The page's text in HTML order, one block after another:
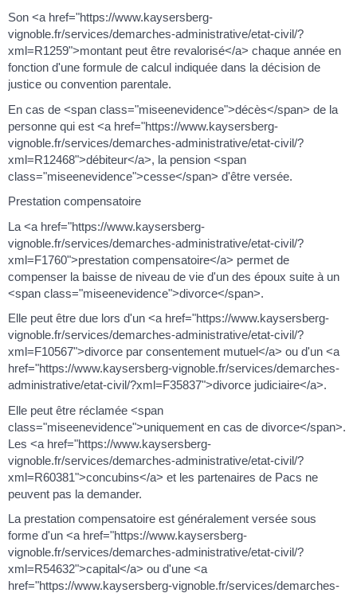
Son <a href="https://www.kaysersberg-
vignoble.fr/services/demarches-administrative/etat-civil/?
xml=R1259">montant peut être revalorisé</a> chaque année en
fonction d'une formule de calcul indiquée dans la décision de
justice ou convention parentale.
En cas de <span class="miseenevidence">décès</span> de la
personne qui est <a href="https://www.kaysersberg-
vignoble.fr/services/demarches-administrative/etat-civil/?
xml=R12468">débiteur</a>, la pension <span
class="miseenevidence">cesse</span> d'être versée.
Prestation compensatoire
La <a href="https://www.kaysersberg-
vignoble.fr/services/demarches-administrative/etat-civil/?
xml=F1760">prestation compensatoire</a> permet de
compenser la baisse de niveau de vie d'un des époux suite à un
<span class="miseenevidence">divorce</span>.
Elle peut être due lors d'un <a href="https://www.kaysersberg-
vignoble.fr/services/demarches-administrative/etat-civil/?
xml=F10567">divorce par consentement mutuel</a> ou d'un <a
href="https://www.kaysersberg-vignoble.fr/services/demarches-
administrative/etat-civil/?xml=F35837">divorce judiciaire</a>.
Elle peut être réclamée <span
class="miseenevidence">uniquement en cas de divorce</span>.
Les <a href="https://www.kaysersberg-
vignoble.fr/services/demarches-administrative/etat-civil/?
xml=R60381">concubins</a> et les partenaires de Pacs ne
peuvent pas la demander.
La prestation compensatoire est généralement versée sous
forme d'un <a href="https://www.kaysersberg-
vignoble.fr/services/demarches-administrative/etat-civil/?
xml=R54632">capital</a> ou d'une <a
href="https://www.kaysersberg-vignoble.fr/services/demarches-